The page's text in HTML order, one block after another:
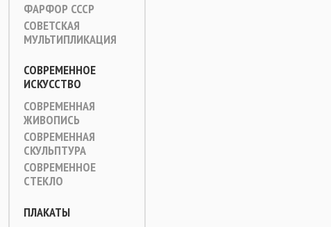
ФАРФОР СССР
СОВЕТСКАЯ
МУЛЬТИПЛИКАЦИЯ
СОВРЕМЕННОЕ
ИСКУССТВО
СОВРЕМЕННАЯ
ЖИВОПИСЬ
СОВРЕМЕННАЯ
СКУЛЬПТУРА
СОВРЕМЕННОЕ
СТЕКЛО
ПЛАКАТЫ